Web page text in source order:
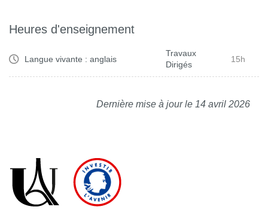
Heures d'enseignement
Langue vivante : anglais
Travaux
Dirigés
15h
Dernière mise à jour le 14 avril 2026